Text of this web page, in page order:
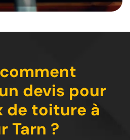
devis pour
de toiture à
Tarn ?